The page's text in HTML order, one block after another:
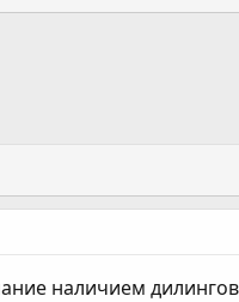
наличием